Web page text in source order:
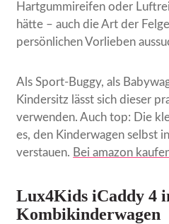
Hartgummireifen oder
hätte – auch die Art der
persönlichen Vorlieben
Als Sport-Buggy, als
Kindersitz lässt sich dieser
verwenden. Auch top: Die
es, den Kinderwagen selbst
verstauen. Bei amazon
Lux4Kids iCaddy 4
Kombikinderwagen